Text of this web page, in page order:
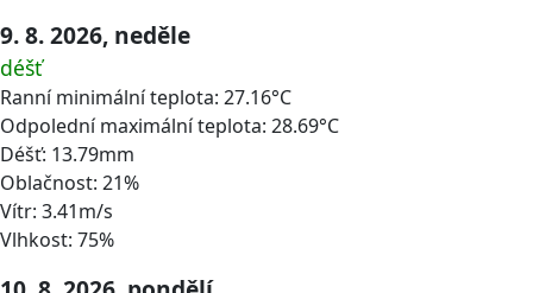
9. 8. 2026, neděle
déšť
Ranní minimální teplota: 27.16°C
Odpolední maximální teplota: 28.69°C
Déšť: 13.79mm
Oblačnost: 21%
Vítr: 3.41m/s
Vlhkost: 75%